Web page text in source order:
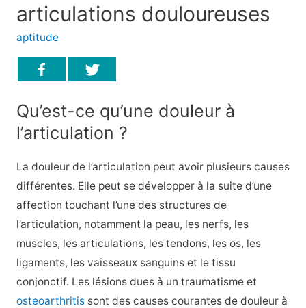
articulations douloureuses
aptitude
Qu’est-ce qu’une douleur à
l’articulation ?
La douleur de l’articulation peut avoir plusieurs causes
différentes. Elle peut se développer à la suite d’une
affection touchant l’une des structures de
l’articulation, notamment la peau, les nerfs, les
muscles, les articulations, les tendons, les os, les
ligaments, les vaisseaux sanguins et le tissu
conjonctif. Les lésions dues à un traumatisme et
osteoarthritissont des causes courantes de douleur à